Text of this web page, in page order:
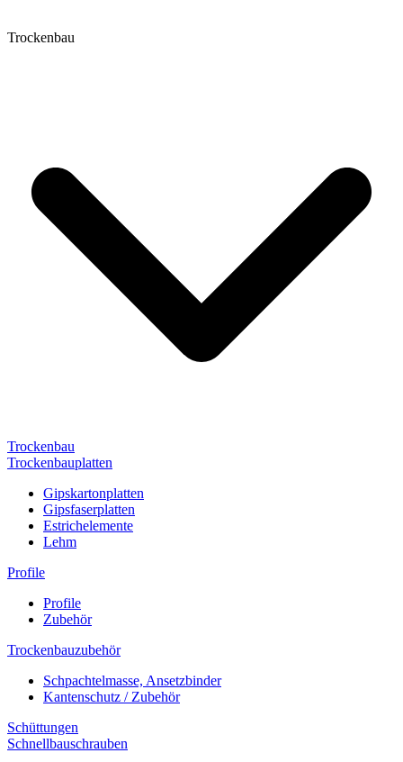
Trockenbau
Trockenbau
Trockenbauplatten
Gipskartonplatten
Gipsfaserplatten
Estrichelemente
Lehm
Profile
Profile
Zubehör
Trockenbauzubehör
Schpachtelmasse, Ansetzbinder
Kantenschutz / Zubehör
Schüttungen
Schnellbauschrauben